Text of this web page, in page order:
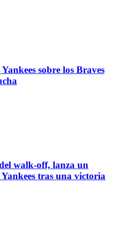
sobre los Braves
walk-off, lanza un
tras una victoria